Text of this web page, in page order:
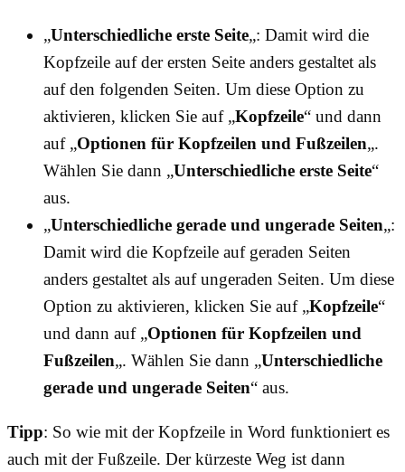
„Unterschiedliche erste Seite„: Damit wird die
Kopfzeile auf der ersten Seite anders gestaltet als
auf den folgenden Seiten. Um diese Option zu
aktivieren, klicken Sie auf „Kopfzeile“ und dann
auf „Optionen für Kopfzeilen und Fußzeilen„.
Wählen Sie dann „Unterschiedliche erste Seite“
aus.
„Unterschiedliche gerade und ungerade Seiten„:
Damit wird die Kopfzeile auf geraden Seiten
anders gestaltet als auf ungeraden Seiten. Um diese
Option zu aktivieren, klicken Sie auf „Kopfzeile“
und dann auf „Optionen für Kopfzeilen und
Fußzeilen„. Wählen Sie dann „Unterschiedliche
gerade und ungerade Seiten“ aus.
Tipp: So wie mit der Kopfzeile in Word funktioniert es
auch mit der Fußzeile. Der kürzeste Weg ist dann